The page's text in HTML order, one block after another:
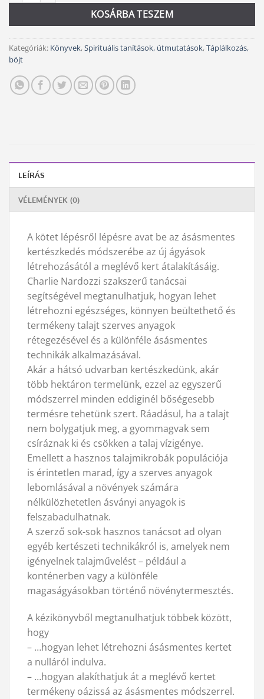
KOSÁRBA TESZEM
Kategóriák: Könyvek,Spirituális tanítások, útmutatások,Táplálkozás,
böjt
LEÍRÁS
VÉLEMÉNYEK (0)
A kötet lépésről lépésre avat be az ásásmentes
kertészkedés módszerébe az új ágyások
létrehozásától a meglévő kert átalakításáig.
Charlie Nardozzi szakszerű tanácsai
segítségével megtanulhatjuk, hogyan lehet
létrehozni egészséges, könnyen beültethető és
termékeny talajt szerves anyagok
rétegezésével és a különféle ásásmentes
technikák alkalmazásával.
Akár a hátsó udvarban kertészkedünk, akár
több hektáron termelünk, ezzel az egyszerű
módszerrel minden eddiginél bőségesebb
termésre tehetünk szert. Ráadásul, ha a talajt
nem bolygatjuk meg, a gyommagvak sem
csíráznak ki és csökken a talaj vízigénye.
Emellett a hasznos talajmikrobák populációja
is érintetlen marad, így a szerves anyagok
lebomlásával a növények számára
nélkülözhetetlen ásványi anyagok is
felszabadulhatnak.
A szerző sok-sok hasznos tanácsot ad olyan
egyéb kertészeti technikákról is, amelyek nem
igényelnek talajművelést – például a
konténerben vagy a különféle
magaságyásokban történő növénytermesztés.
A kézikönyvből megtanulhatjuk többek között,
hogy
– …hogyan lehet létrehozni ásásmentes kertet
a nulláról indulva.
– …hogyan alakíthatjuk át a meglévő kertet
termékeny oázissá az ásásmentes módszerrel.